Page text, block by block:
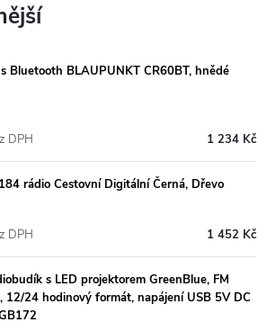
Bluetooth BLAUPUNKT CR60BT, hnědé
1 234 Kč
DPH
rádio Cestovní Digitální Černá, Dřevo
1 452 Kč
DPH
s LED projektorem GreenBlue, FM
12/24 hodinový formát, napájení USB 5V DC